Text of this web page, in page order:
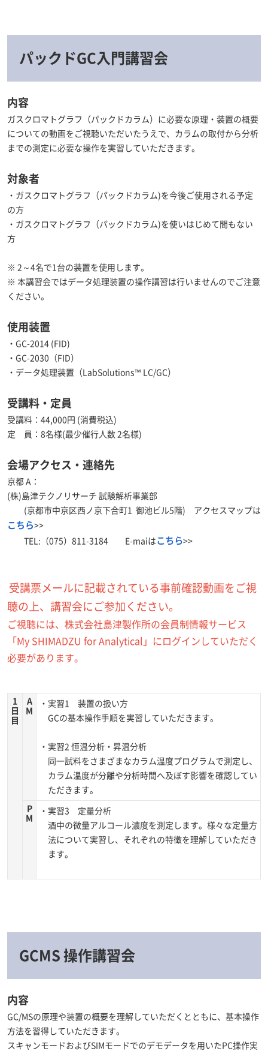
パックドGC入門講習会
内容
ガスクロマトグラフ（パックドカラム）に必要な原理・装置の概要
についての動画をご視聴いただいたうえで、カラムの取付から分析
までの測定に必要な操作を実習していただきます。
対象者
・ガスクロマトグラフ（パックドカラム)を今後ご使用される予定
の方
・ガスクロマトグラフ（パックドカラム)を使いはじめて間もない
方
※ 2～4名で1台の装置を使用します。
※ 本講習会ではデータ処理装置の操作講習は行いませんのでご注意
ください。
使用装置
・GC-2014 (FID)
・GC-2030（FID）
・データ処理装置（LabSolutions™ LC/GC）
受講料・定員
受講料：44,000円 (消費税込)
定 員：8名様(最少催行人数 2名様)
会場アクセス・連絡先
京都 A：
(株)島津テクノリサーチ 試験解析事業部
(京都市中京区西ノ京下合町1 御池ビル5階) アクセスマップは
こちら>>
TEL:（075）811-3184 E-maiは こちら>>
受講票メールに記載されている事前確認動画をご視
聴の上、講習会にご参加ください。
ご視聴には、株式会社島津製作所の会員制情報サービス
「My SHIMADZU for Analytical」にログインしていただく
必要があります。
1
日
目
A
M
・実習1 装置の扱い方
GCの基本操作手順を実習していただきます。
・実習2 恒温分析・昇温分析
同一試料をさまざまなカラム温度プログラムで測定し、
カラム温度が分離や分析時間へ及ぼす影響を確認してい
ただきます。
P
M
・実習3 定量分析
酒中の微量アルコール濃度を測定します。様々な定量方
法について実習し、それぞれの特徴を理解していただき
ます。
GCMS 操作講習会
内容
GC/MSの原理や装置の概要を理解していただくとともに、基本操作
方法を習得していただきます。
スキャンモードおよびSIMモードでのデモデータを用いたPC操作実